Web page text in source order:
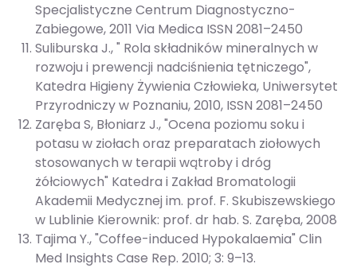
Specjalistyczne Centrum Diagnostyczno-
Zabiegowe, 2011 Via Medica ISSN 2081–2450
Suliburska J., " Rola składników mineralnych w
rozwoju i prewencji nadciśnienia tętniczego",
Katedra Higieny Żywienia Człowieka, Uniwersytet
Przyrodniczy w Poznaniu, 2010, ISSN 2081–2450
Zaręba S, Błoniarz J., "Ocena poziomu soku i
potasu w ziołach oraz preparatach ziołowych
stosowanych w terapii wątroby i dróg
żółciowych" Katedra i Zakład Bromatologii
Akademii Medycznej im. prof. F. Skubiszewskiego
w Lublinie Kierownik: prof. dr hab. S. Zaręba, 2008
Tajima Y., "Coffee-induced Hypokalaemia" Clin
Med Insights Case Rep. 2010; 3: 9–13.